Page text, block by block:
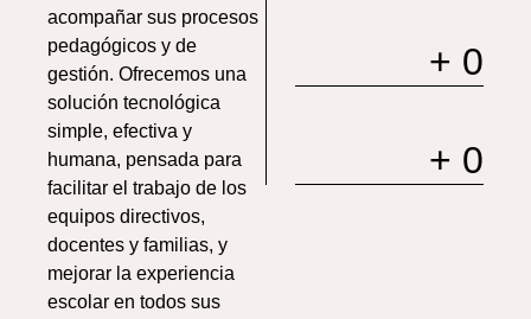
acompañar sus procesos
pedagógicos y de
gestión. Ofrecemos una
solución tecnológica
simple, efectiva y
humana, pensada para
facilitar el trabajo de los
equipos directivos,
docentes y familias, y
mejorar la experiencia
escolar en todos sus
+ 0
+ 0